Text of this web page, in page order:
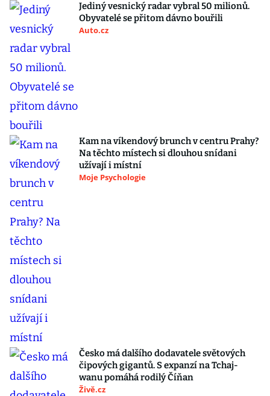
Jediný vesnický radar vybral 50 milionů.
Obyvatelé se přitom dávno bouřili
Auto.cz
Kam na víkendový brunch v centru Prahy?
Na těchto místech si dlouhou snídani
užívají i místní
Moje Psychologie
Česko má dalšího dodavatele světových
čipových gigantů. S expanzí na Tchaj-
wanu pomáhá rodilý Číňan
Živě.cz